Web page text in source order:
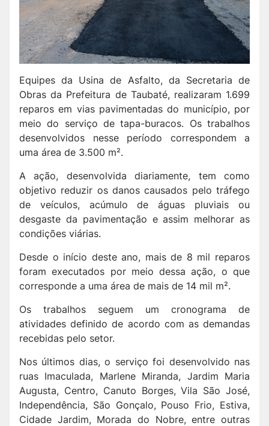
Equipes da Usina de Asfalto, da Secretaria de
Obras da Prefeitura de Taubaté, realizaram 1.699
reparos em vias pavimentadas do município, por
meio do serviço de tapa-buracos. Os trabalhos
desenvolvidos nesse período correspondem a
uma área de 3.500 m².
A ação, desenvolvida diariamente, tem como
objetivo reduzir os danos causados pelo tráfego
de veículos, acúmulo de águas pluviais ou
desgaste da pavimentação e assim melhorar as
condições viárias.
Desde o início deste ano, mais de 8 mil reparos
foram executados por meio dessa ação, o que
corresponde a uma área de mais de 14 mil m².
Os trabalhos seguem um cronograma de
atividades definido de acordo com as demandas
recebidas pelo setor.
Nos últimos dias, o serviço foi desenvolvido nas
ruas Imaculada, Marlene Miranda, Jardim Maria
Augusta, Centro, Canuto Borges, Vila São José,
Independência, São Gonçalo, Pouso Frio, Estiva,
Cidade Jardim, Morada do Nobre, entre outras